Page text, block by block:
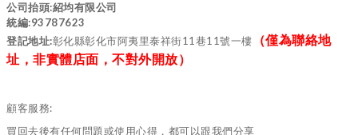
公司抬頭:紹均有限公司
統編:93787623
登記地址:彰化縣彰化市阿夷里泰祥街11巷11號一樓
（僅為聯絡地
址，非實體店面，不對外開放）
顧客服務:
買回去後有任何問題或使用心得，都可以跟我們分享